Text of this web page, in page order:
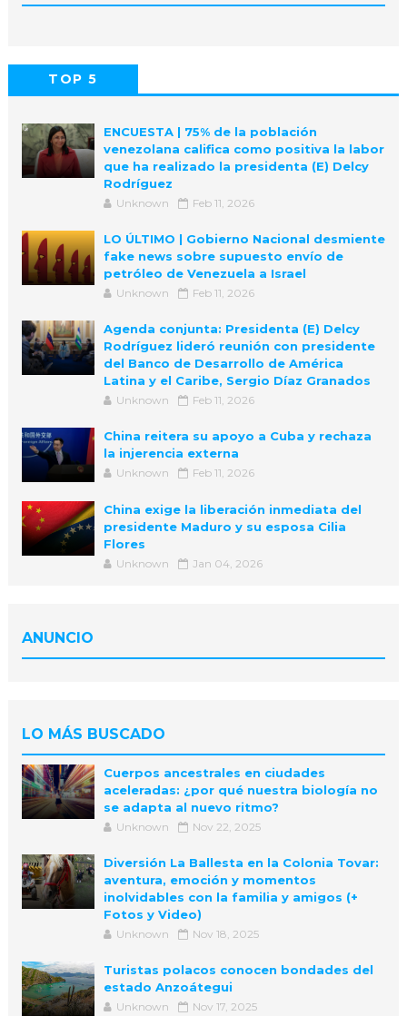
TOP 5
ENCUESTA | 75% de la población
venezolana califica como positiva la labor
que ha realizado la presidenta (E) Delcy
Rodríguez
Unknown Feb 11, 2026
LO ÚLTIMO | Gobierno Nacional desmiente
fake news sobre supuesto envío de
petróleo de Venezuela a Israel
Unknown Feb 11, 2026
Agenda conjunta: Presidenta (E) Delcy
Rodríguez lideró reunión con presidente
del Banco de Desarrollo de América
Latina y el Caribe, Sergio Díaz Granados
Unknown Feb 11, 2026
China reitera su apoyo a Cuba y rechaza
la injerencia externa
Unknown Feb 11, 2026
China exige la liberación inmediata del
presidente Maduro y su esposa Cilia
Flores
Unknown Jan 04, 2026
ANUNCIO
LO MÁS BUSCADO
Cuerpos ancestrales en ciudades
aceleradas: ¿por qué nuestra biología no
se adapta al nuevo ritmo?
Unknown Nov 22, 2025
Diversión La Ballesta en la Colonia Tovar:
aventura, emoción y momentos
inolvidables con la familia y amigos (+
Fotos y Video)
Unknown Nov 18, 2025
Turistas polacos conocen bondades del
estado Anzoátegui
Unknown Nov 17, 2025